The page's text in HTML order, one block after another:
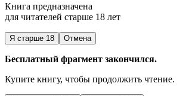
Книга предназначена
для читателей старше 18 лет
Я старше 18 Отмена
Бесплатный фрагмент закончился.
Купите книгу, чтобы продолжить чтение.